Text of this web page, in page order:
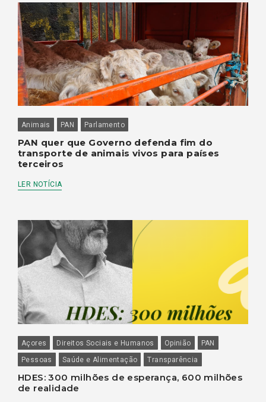
Animais PAN Parlamento
PAN quer que Governo defenda fim do
transporte de animais vivos para países
terceiros
LER NOTÍCIA
Açores Direitos Sociais e Humanos Opinião
PAN
Pessoas
Saúde e Alimentação Transparência
HDES: 300 milhões de esperança, 600 milhões
de realidade